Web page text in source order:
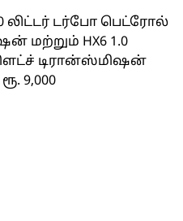
லிட்டர் டர்போ பெட்ரோல்
மற்றும் HX6 1.0
டிரான்ஸ்மிஷன்
9,000